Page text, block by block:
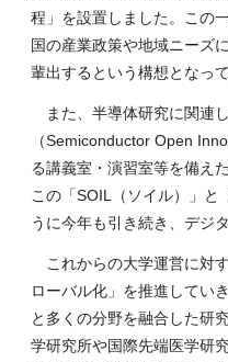
程」を設置しました。この
国の産業政策や地域ニーズ
輩出するという構想となっ
また、半導体研究に関連
（Semiconductor Open
る講義室・演習室等を備え
この「SOIL （ソイル）」と
うに今年も引き続き、デジ
これからの大学運営に対
ローバル化」を推進してい
と多くの分野を融合した研
学研究所や国際先端医学研